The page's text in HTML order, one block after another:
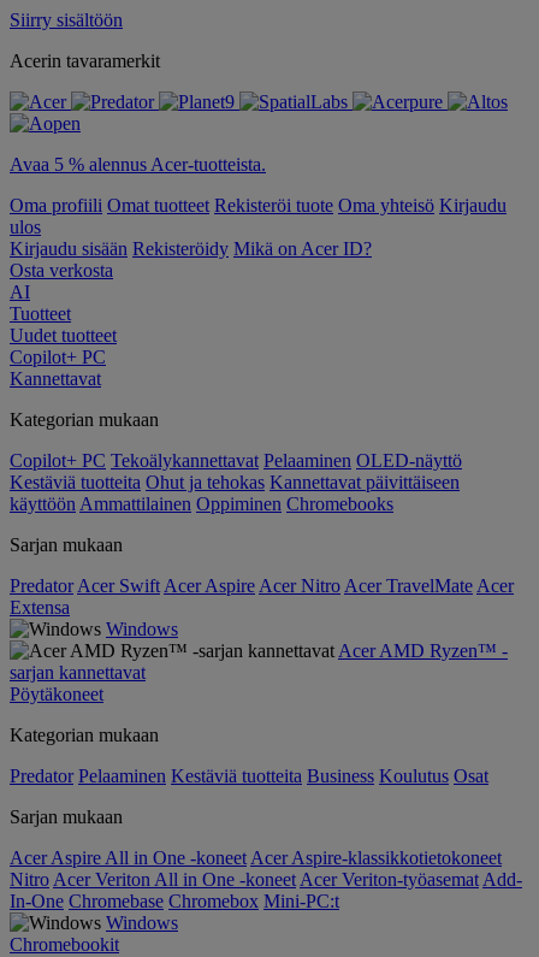
Siirry sisältöön
Acerin tavaramerkit
Avaa 5 % alennus Acer-tuotteista.
Oma profiili Omat tuotteet Rekisteröi tuote Oma yhteisö Kirjaudu
ulos
Kirjaudu sisään Rekisteröidy Mikä on Acer ID?
Osta verkosta
AI
Tuotteet
Uudet tuotteet
Copilot+ PC
Kannettavat
Kategorian mukaan
Copilot+ PC Tekoälykannettavat Pelaaminen OLED-näyttö
Kestäviä tuotteita Ohut ja tehokas Kannettavat päivittäiseen
käyttöön Ammattilainen Oppiminen Chromebooks
Sarjan mukaan
Predator Acer Swift Acer Aspire Acer Nitro Acer TravelMate Acer
Extensa
Windows
Acer AMD Ryzen™ -
sarjan kannettavat
Pöytäkoneet
Kategorian mukaan
Predator Pelaaminen Kestäviä tuotteita Business Koulutus Osat
Sarjan mukaan
Acer Aspire All in One -koneet Acer Aspire-klassikkotietokoneet
Nitro Acer Veriton All in One -koneet Acer Veriton-työasemat Add-
In-One Chromebase Chromebox Mini-PC:t
Windows
Chromebookit